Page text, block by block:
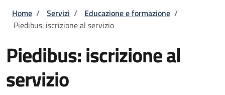
Briciole di pane
Home / Servizi / Educazione e formazione /
Piedibus: iscrizione al servizio
Piedibus: iscrizione al
servizio